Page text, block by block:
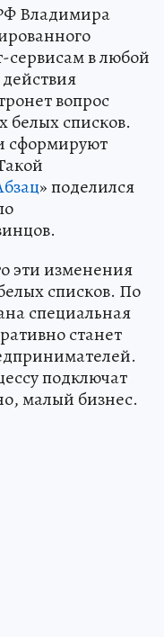
Владимира
сервисам в любой
вопрос
списков.
сформируют
» поделился
эти изменения
списков. По
специальная
станет
подключат
малый бизнес.